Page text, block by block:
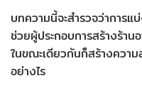
บทความนี้จะสำรวจว่าการ
ช่วยผู้ประกอบการสร้างร้าน
ในขณะเดียวกันก็สร้างควา
อย่างไร